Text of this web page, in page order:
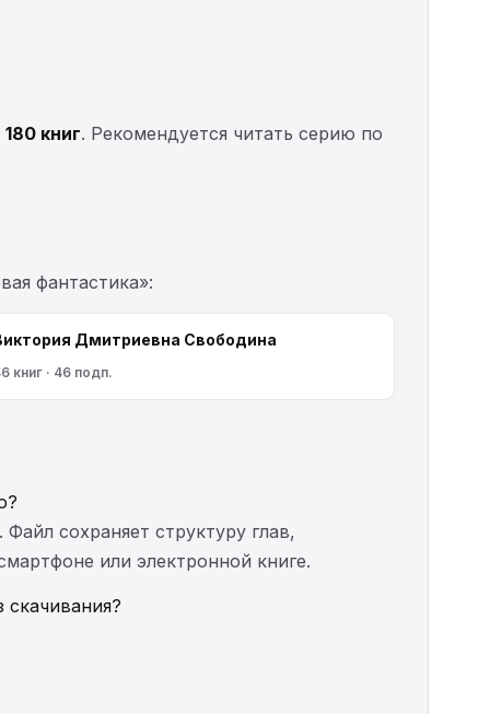
180 книг. Рекомендуется читать серию по
фантастика»:
Дмитриевна Свободина
книг · 46 подп.
сохраняет структуру глав,
или электронной книге.